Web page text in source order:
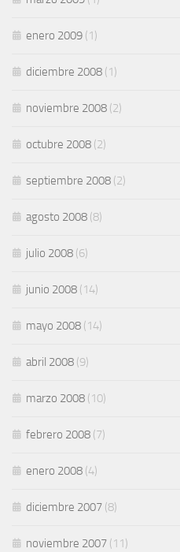
enero 2009 (1)
diciembre 2008 (1)
noviembre 2008 (2)
octubre 2008 (2)
septiembre 2008 (2)
agosto 2008 (8)
julio 2008 (6)
junio 2008 (14)
mayo 2008 (14)
abril 2008 (9)
marzo 2008 (10)
febrero 2008 (7)
enero 2008 (4)
diciembre 2007 (8)
noviembre 2007 (11)